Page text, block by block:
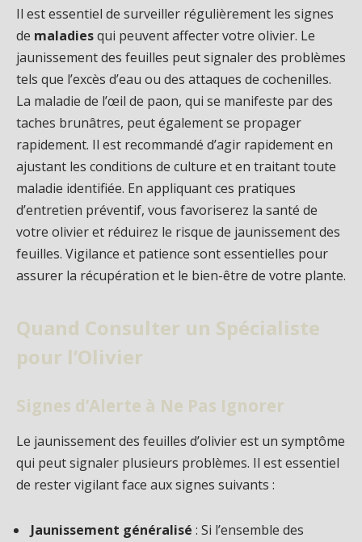
Il est essentiel de surveiller régulièrement les signes
de maladiesqui peuvent affecter votre olivier. Le
jaunissement des feuilles peut signaler des problèmes
tels que l’excès d’eau ou des attaques de cochenilles.
La maladie de l’œil de paon, qui se manifeste par des
taches brunâtres, peut également se propager
rapidement. Il est recommandé d’agir rapidement en
ajustant les conditions de culture et en traitant toute
maladie identifiée. En appliquant ces pratiques
d’entretien préventif, vous favoriserez la santé de
votre olivier et réduirez le risque de jaunissement des
feuilles. Vigilance et patience sont essentielles pour
assurer la récupération et le bien-être de votre plante.
Quand Consulter un Spécialiste
pour l’Olivier
Signes d’Alerte à Ne Pas Ignorer
Le jaunissement des feuilles d’olivier est un symptôme
qui peut signaler plusieurs problèmes. Il est essentiel
de rester vigilant face aux signes suivants :
Jaunissement généralisé : Si l’ensemble des